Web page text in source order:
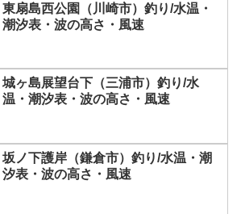
東扇島西公園（川崎市）釣り/水温・
潮汐表・波の高さ・風速
城ヶ島展望台下（三浦市）釣り/水
温・潮汐表・波の高さ・風速
坂ノ下護岸（鎌倉市）釣り/水温・潮
汐表・波の高さ・風速